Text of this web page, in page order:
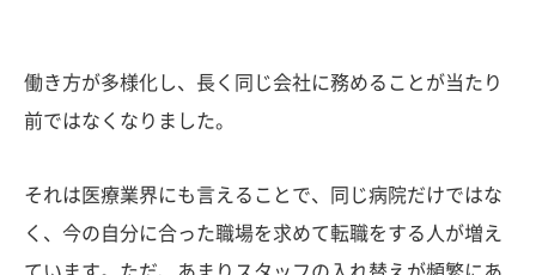
働き方が多様化し、長く同じ会社に務めることが当たり
前ではなくなりました。
それは医療業界にも言えることで、同じ病院だけではな
く、今の自分に合った職場を求めて転職をする人が増え
ています。ただ、あまりスタッフの入れ替えが頻繁にあ